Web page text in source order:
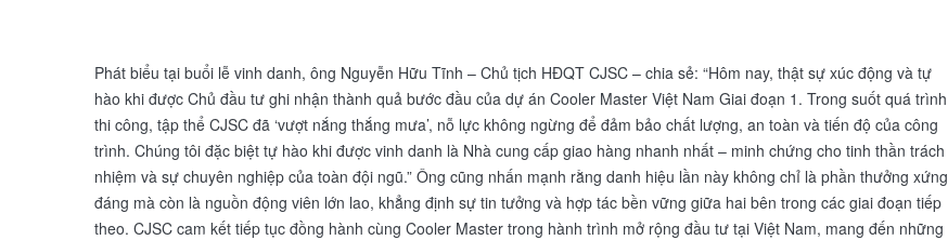
Phát biểu tại buổi lễ vinh danh, ông Nguyễn Hữu Tĩnh – Chủ tịch HĐQT CJSC – chia sẻ: “Hôm nay, thật sự xúc động và tự
hào khi được Chủ đầu tư ghi nhận thành quả bước đầu của dự án Cooler Master Việt Nam Giai đoạn 1. Trong suốt quá trình
thi công, tập thể CJSC đã ‘vượt nắng thắng mưa’, nỗ lực không ngừng để đảm bảo chất lượng, an toàn và tiến độ của công
trình. Chúng tôi đặc biệt tự hào khi được vinh danh là Nhà cung cấp giao hàng nhanh nhất – minh chứng cho tinh thần trách
nhiệm và sự chuyên nghiệp của toàn đội ngũ.” Ông cũng nhấn mạnh rằng danh hiệu lần này không chỉ là phần thưởng xứng
đáng mà còn là nguồn động viên lớn lao, khẳng định sự tin tưởng và hợp tác bền vững giữa hai bên trong các giai đoạn tiếp
theo. CJSC cam kết tiếp tục đồng hành cùng Cooler Master trong hành trình mở rộng đầu tư tại Việt Nam, mang đến những